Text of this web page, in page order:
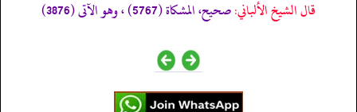
قال الشيخ الألباني:صحيح، المشكاة (5767) ، وهو الآتى (3876)